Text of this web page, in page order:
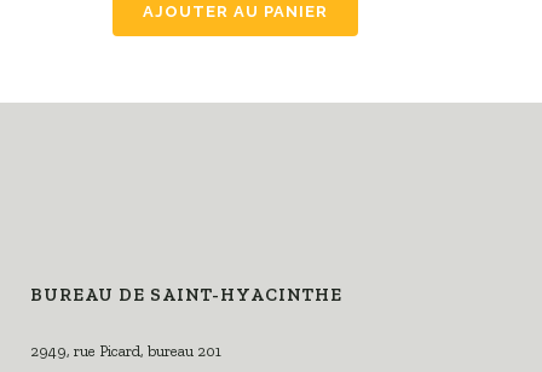
AJOUTER AU PANIER
BUREAU DE SAINT-HYACINTHE
2949, rue Picard, bureau 201